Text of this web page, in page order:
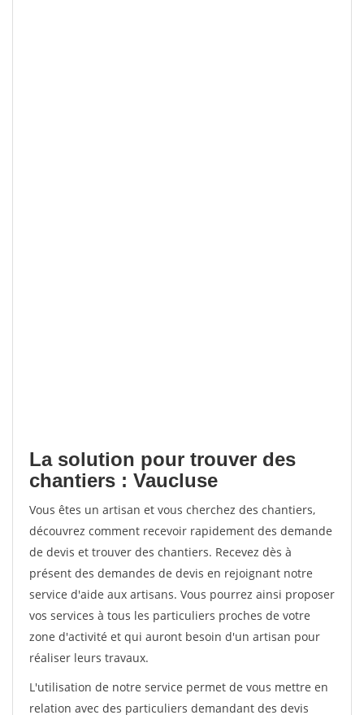
La solution pour trouver des
chantiers : Vaucluse
Vous êtes un artisan et vous cherchez des chantiers,
découvrez comment recevoir rapidement des demande
de devis et trouver des chantiers. Recevez dès à
présent des demandes de devis en rejoignant notre
service d'aide aux artisans. Vous pourrez ainsi proposer
vos services à tous les particuliers proches de votre
zone d'activité et qui auront besoin d'un artisan pour
réaliser leurs travaux.
L'utilisation de notre service permet de vous mettre en
relation avec des particuliers demandant des devis